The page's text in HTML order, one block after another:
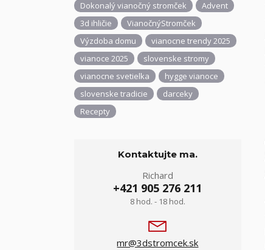
Dokonalý vianočný stromček
Advent
3d ihličie
VianočnýStromček
Výzdoba domu
vianocne trendy 2025
vianoce 2025
slovenske stromy
vianocne svetielka
hygge vianoce
slovenske tradicie
darceky
Recepty
Kontaktujte ma.
Richard
+421 905 276 211
8 hod. - 18 hod.
mr@3dstromcek.sk